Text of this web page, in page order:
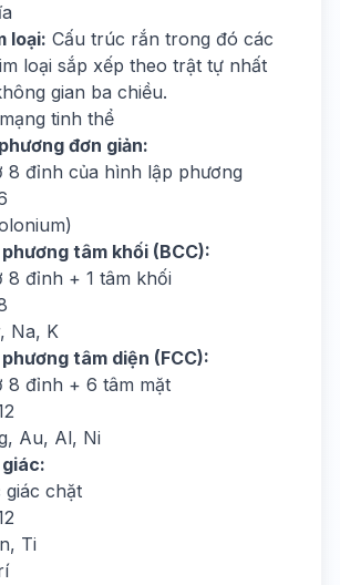
loại: Cấu trúc rắn trong đó các
loại sắp xếp theo trật tự nhất
gian ba chiều.
tinh thể
đơn giản:
8 đỉnh của hình lập phương
tâm khối (BCC):
8 đỉnh + 1 tâm khối
Na, K
tâm diện (FCC):
8 đỉnh + 6 tâm mặt
Au, Al, Ni
giác chặt
Ti